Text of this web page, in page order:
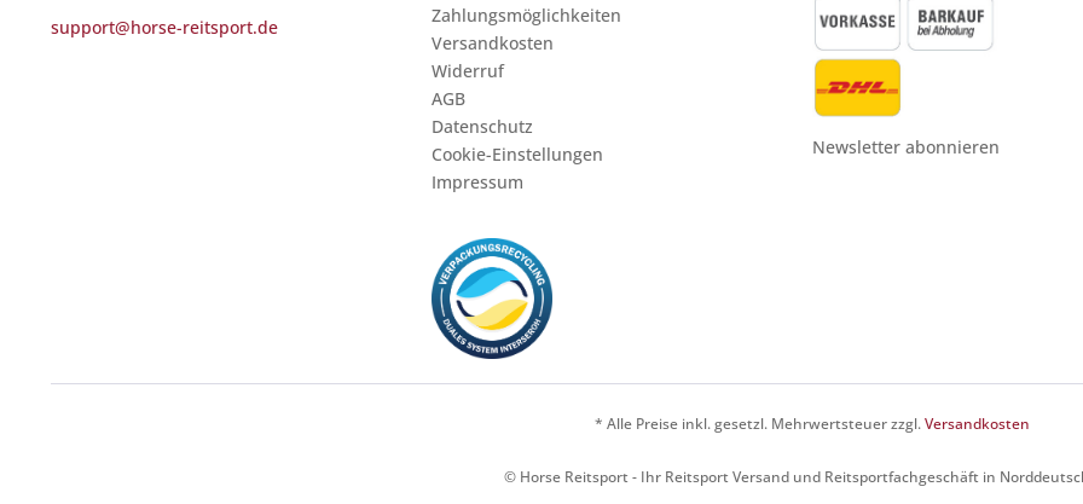
support@horse-reitsport.de
Zahlungsmöglichkeiten
Versandkosten
Widerruf
AGB
Datenschutz
Cookie-Einstellungen
Impressum
Newsletter abonnieren
* Alle Preise inkl. gesetzl. Mehrwertsteuer zzgl.Versandkosten
© Horse Reitsport - Ihr Reitsport Versand und Reitsportfachgeschäft in